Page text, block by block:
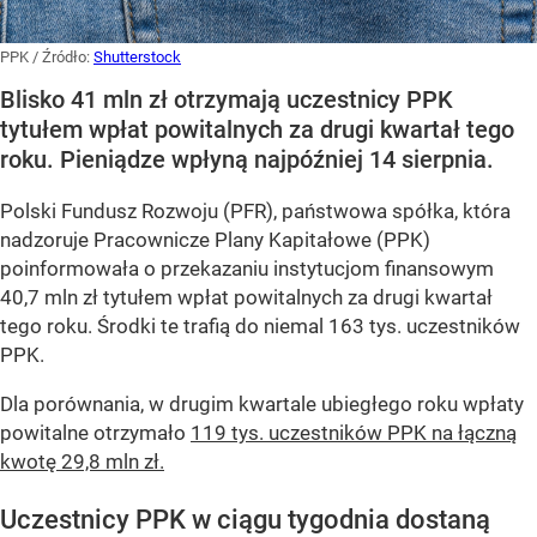
PPK / Źródło: Shutterstock
Blisko 41 mln zł otrzymają uczestnicy PPK
tytułem wpłat powitalnych za drugi kwartał tego
roku. Pieniądze wpłyną najpóźniej 14 sierpnia.
Polski Fundusz Rozwoju (PFR), państwowa spółka, która
nadzoruje Pracownicze Plany Kapitałowe (PPK)
poinformowała o przekazaniu instytucjom finansowym
40,7 mln zł tytułem wpłat powitalnych za drugi kwartał
tego roku. Środki te trafią do niemal 163 tys. uczestników
PPK.
Dla porównania, w drugim kwartale ubiegłego roku wpłaty
powitalne otrzymało 119 tys. uczestników PPK na łączną
kwotę 29,8 mln zł.
Uczestnicy PPK w ciągu tygodnia dostaną